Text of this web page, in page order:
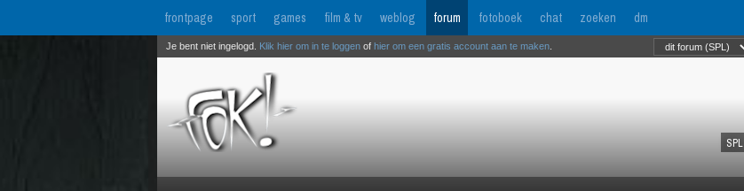
frontpage sport games film & tv weblog forum fotoboek chat zoeken dm
SPL
Je bent niet ingelogd. Klik hier om in te loggen of hier om een gratis account aan te maken